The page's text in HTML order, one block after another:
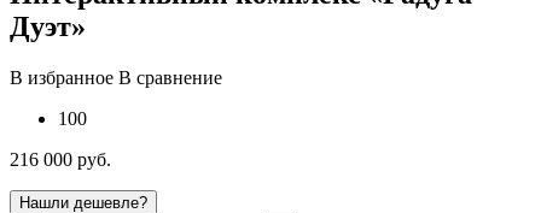
Дуэт»
В избранное В сравнение
100
216 000 руб.
Нашли дешевле?